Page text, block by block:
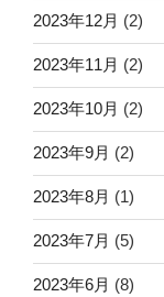
2023年12月 (2)
2023年11月 (2)
2023年10月 (2)
2023年9月 (2)
2023年8月 (1)
2023年7月 (5)
2023年6月 (8)